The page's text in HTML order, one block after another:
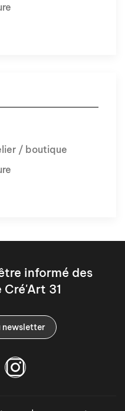
/ boutique
informé des
31
newsletter